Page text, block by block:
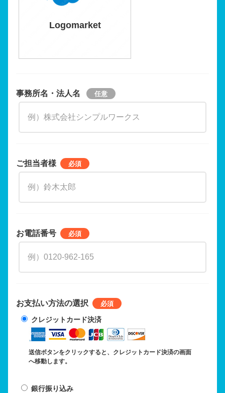
Logomarket
事務所名・法人名
ご担当者様
お電話番号
お支払い方法の選択
クレジットカード決済
送信ボタンをクリックすると、クレジットカード決済の画面
へ移動します。
銀行振り込み